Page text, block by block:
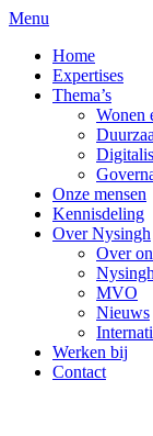
Menu
Home
Expertises
Thema’s
Wonen
Onze mensen
Kennisdeling
Over Nysingh
Over
MVO
Nieuws
Werken bij
Contact